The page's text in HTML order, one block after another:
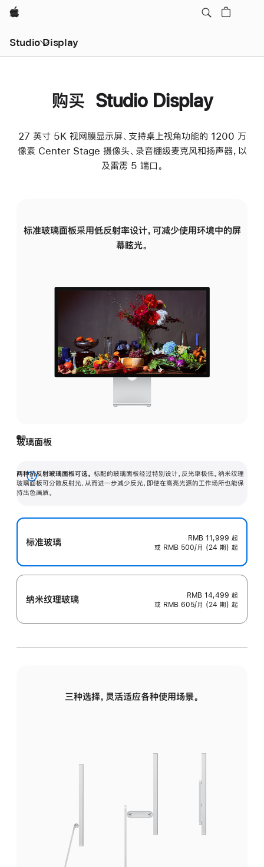
Apple
Studio Display
购买 Studio Display
27 英寸 5K 视网膜显示屏、支持桌上视角功能的 1200 万
像素 Center Stage 摄像头、录音棚级麦克风和扬声器，以
及雷雳 5 端口。
标准玻璃面板采用低反射率设计，可减少使用环境中的屏
幕眩光。
玻璃面板
两种抗反射玻璃面板可选。 标配的玻璃面板经过特别设计，反光率极低。纳米纹理
玻璃面板可分散反射光，从而进一步减少反光，即使在高亮光源的工作场所也能保
持出色画质。
展
开
标准玻璃 RMB 11,999 起
或 RMB 500/月 (24 期) 起
纳米纹理玻璃 RMB 14,499 起
或 RMB 605/月 (24 期) 起
三种选择，灵活适应各种使用场景。